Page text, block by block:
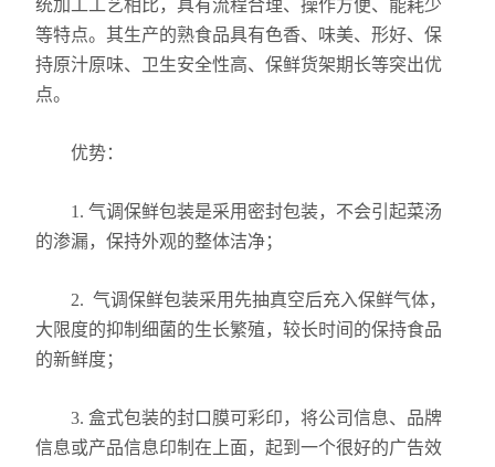
统加工工艺相比，具有流程合理、操作方便、能耗少
等特点。其生产的熟食品具有色香、味美、形好、保
持原汁原味、卫生安全性高、保鲜货架期长等突出优
点。
优势：
1. 气调保鲜包装是采用密封包装，不会引起菜汤
的渗漏，保持外观的整体洁净；
2. 气调保鲜包装采用先抽真空后充入保鲜气体，
大限度的抑制细菌的生长繁殖，较长时间的保持食品
的新鲜度；
3. 盒式包装的封口膜可彩印，将公司信息、品牌
信息或产品信息印制在上面，起到一个很好的广告效